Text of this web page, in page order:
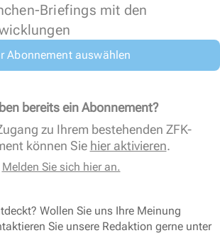
Briefings mit den
Abonnement auswählen
bereits ein Abonnement?
zu Ihrem bestehenden ZFK-
können Sie hier aktivieren.
Melden Sie sich hier an.
Wollen Sie uns Ihre Meinung
Sie unsere Redaktion gerne unter